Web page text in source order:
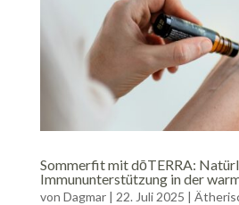
Sommerfit mit dōTERRA:
Immununterstützung in der
von Dagmar| 22. Juli 2025 |